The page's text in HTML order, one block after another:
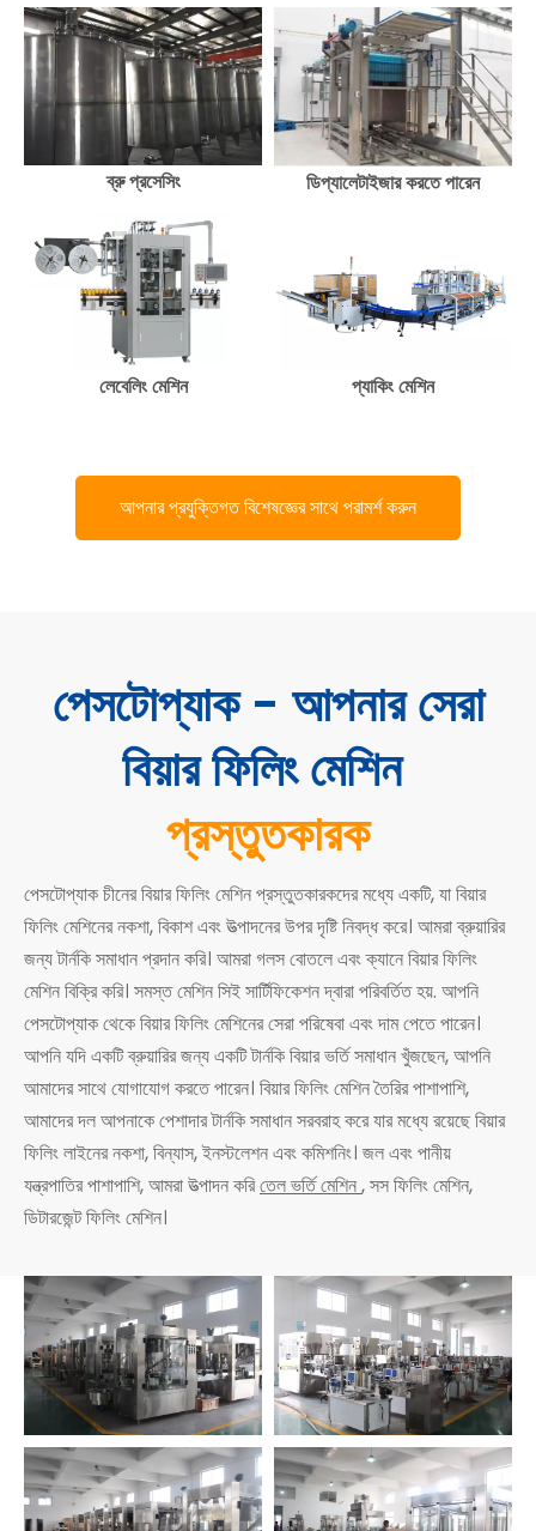
ব্রু প্রসেসিং ডিপ্যালেটাইজার করতে পারেন
লেবেলিং মেশিন প্যাকিং মেশিন
আপনার প্রযুক্তিগত বিশেষজ্ঞের সাথে পরামর্শ করুন
পেসটোপ্যাক - আপনার সেরা
বিয়ার ফিলিং মেশিন
প্রস্তুতকারক
পেসটোপ্যাক চীনের বিয়ার ফিলিং মেশিন প্রস্তুতকারকদের মধ্যে একটি, যা বিয়ার
ফিলিং মেশিনের নকশা, বিকাশ এবং উত্পাদনের উপর দৃষ্টি নিবদ্ধ করে। আমরা ব্রুয়ারির
জন্য টার্নকি সমাধান প্রদান করি। আমরা গলস বোতলে এবং ক্যানে বিয়ার ফিলিং
মেশিন বিক্রি করি। সমস্ত মেশিন সিই সার্টিফিকেশন দ্বারা পরিবর্তিত হয়. আপনি
পেসটোপ্যাক থেকে বিয়ার ফিলিং মেশিনের সেরা পরিষেবা এবং দাম পেতে পারেন।
আপনি যদি একটি ব্রুয়ারির জন্য একটি টার্নকি বিয়ার ভর্তি সমাধান খুঁজছেন, আপনি
আমাদের সাথে যোগাযোগ করতে পারেন। বিয়ার ফিলিং মেশিন তৈরির পাশাপাশি,
আমাদের দল আপনাকে পেশাদার টার্নকি সমাধান সরবরাহ করে যার মধ্যে রয়েছে বিয়ার
ফিলিং লাইনের নকশা, বিন্যাস, ইনস্টলেশন এবং কমিশনিং। জল এবং পানীয়
যন্ত্রপাতির পাশাপাশি, আমরা উত্পাদন করিতেল ভর্তি মেশিন, সস ফিলিং মেশিন,
ডিটারজেন্ট ফিলিং মেশিন।